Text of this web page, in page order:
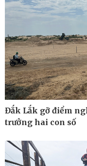
Ô tô
Xe máy
Đắk Lắk gỡ điểm
trưởng hai con số